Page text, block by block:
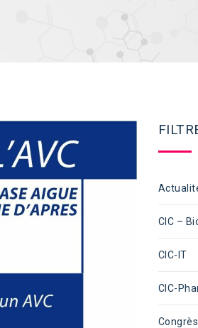
CIC –
CIC-IT
CIC-
Congrès